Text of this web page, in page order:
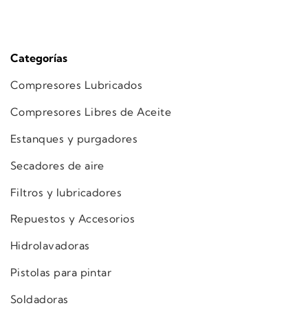
Categorías
Compresores Lubricados
Compresores Libres de Aceite
Estanques y purgadores
Secadores de aire
Filtros y lubricadores
Repuestos y Accesorios
Hidrolavadoras
Pistolas para pintar
Soldadoras